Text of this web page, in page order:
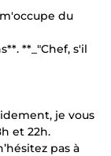
du
**_"Chef, s'il
je vous
et 22h.
pas à